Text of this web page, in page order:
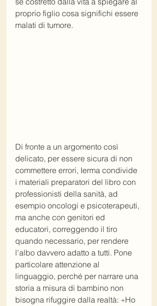
proprio figlio cosa significhi essere
malati di tumore.
Di fronte a un argomento così
delicato, per essere sicura di non
commettere errori, Ierma condivide
i materiali preparatori del libro con
professionisti della sanità, ad
esempio oncologi e psicoterapeuti,
ma anche con genitori ed
educatori, correggendo il tiro
quando necessario, per rendere
l'albo davvero adatto a tutti. Pone
particolare attenzione al
linguaggio, perché per narrare una
storia a misura di bambino non
bisogna rifuggire dalla realtà: «Ho